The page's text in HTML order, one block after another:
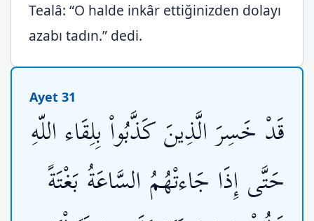
Tealâ: “O halde inkâr ettiğinizden dolayı
azabı tadın.” dedi.
Ayet 31
قَدْ خَسِرَ الَّذِينَ كَذَّبُواْ بِلِقَاء اللّهِ
حَتَّى إِذَا جَاءتْهُمُ السَّاعَةُ بَغْتَةً